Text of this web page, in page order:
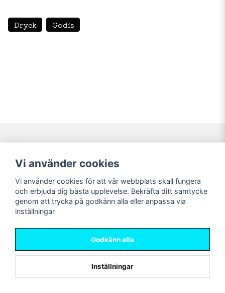
Dryck Godis
Navigering
Nyheter!
Förbeställning
Mitt konto
Logga in
Registrera dig
Glömt lösenord?
Sociala medier
Vi använder cookies
Vi använder cookies för att vår webbplats skall fungera
och erbjuda dig bästa upplevelse. Bekräfta ditt samtycke
genom att trycka på godkänn alla eller anpassa via
inställningar
Godkänn alla
Inställningar